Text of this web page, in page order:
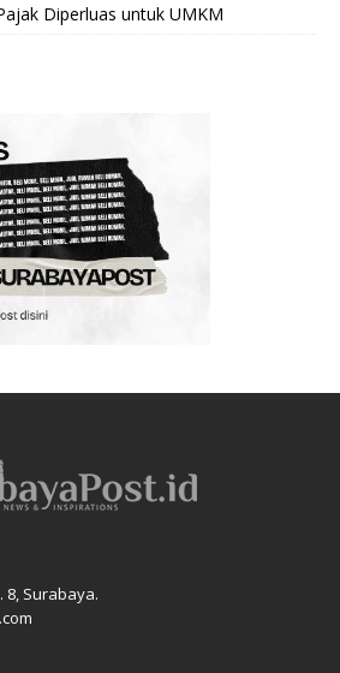
Diperluas untuk UMKM
8, Surabaya.